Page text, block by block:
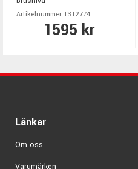
Artikelnummer 1312774
1595 kr
Länkar
Om oss
Varumärken